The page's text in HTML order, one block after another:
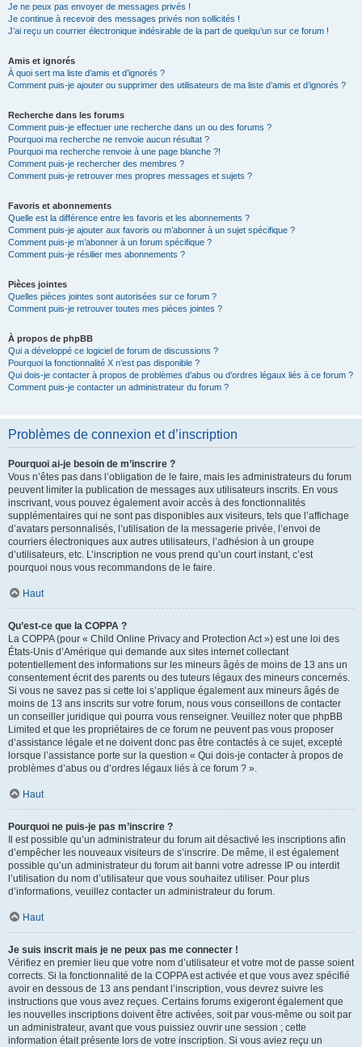
Je ne peux pas envoyer de messages privés !
Je continue à recevoir des messages privés non sollicités !
J’ai reçu un courrier électronique indésirable de la part de quelqu’un sur ce forum !
Amis et ignorés
À quoi sert ma liste d’amis et d’ignorés ?
Comment puis-je ajouter ou supprimer des utilisateurs de ma liste d’amis et d’ignorés ?
Recherche dans les forums
Comment puis-je effectuer une recherche dans un ou des forums ?
Pourquoi ma recherche ne renvoie aucun résultat ?
Pourquoi ma recherche renvoie à une page blanche ?!
Comment puis-je rechercher des membres ?
Comment puis-je retrouver mes propres messages et sujets ?
Favoris et abonnements
Quelle est la différence entre les favoris et les abonnements ?
Comment puis-je ajouter aux favoris ou m’abonner à un sujet spécifique ?
Comment puis-je m’abonner à un forum spécifique ?
Comment puis-je résilier mes abonnements ?
Pièces jointes
Quelles pièces jointes sont autorisées sur ce forum ?
Comment puis-je retrouver toutes mes pièces jointes ?
À propos de phpBB
Qui a développé ce logiciel de forum de discussions ?
Pourquoi la fonctionnalité X n’est pas disponible ?
Qui dois-je contacter à propos de problèmes d’abus ou d’ordres légaux liés à ce forum ?
Comment puis-je contacter un administrateur du forum ?
Problèmes de connexion et d’inscription
Pourquoi ai-je besoin de m’inscrire ?
Vous n’êtes pas dans l’obligation de le faire, mais les administrateurs du forum
peuvent limiter la publication de messages aux utilisateurs inscrits. En vous
inscrivant, vous pouvez également avoir accès à des fonctionnalités
supplémentaires qui ne sont pas disponibles aux visiteurs, tels que l’affichage
d’avatars personnalisés, l’utilisation de la messagerie privée, l’envoi de
courriers électroniques aux autres utilisateurs, l’adhésion à un groupe
d’utilisateurs, etc. L’inscription ne vous prend qu’un court instant, c’est
pourquoi nous vous recommandons de le faire.
Haut
Qu’est-ce que la COPPA ?
La COPPA (pour « Child Online Privacy and Protection Act ») est une loi des
États-Unis d’Amérique qui demande aux sites internet collectant
potentiellement des informations sur les mineurs âgés de moins de 13 ans un
consentement écrit des parents ou des tuteurs légaux des mineurs concernés.
Si vous ne savez pas si cette loi s’applique également aux mineurs âgés de
moins de 13 ans inscrits sur votre forum, nous vous conseillons de contacter
un conseiller juridique qui pourra vous renseigner. Veuillez noter que phpBB
Limited et que les propriétaires de ce forum ne peuvent pas vous proposer
d’assistance légale et ne doivent donc pas être contactés à ce sujet, excepté
lorsque l’assistance porte sur la question « Qui dois-je contacter à propos de
problèmes d’abus ou d’ordres légaux liés à ce forum ? ».
Haut
Pourquoi ne puis-je pas m’inscrire ?
Il est possible qu’un administrateur du forum ait désactivé les inscriptions afin
d’empêcher les nouveaux visiteurs de s’inscrire. De même, il est également
possible qu’un administrateur du forum ait banni votre adresse IP ou interdit
l’utilisation du nom d’utilisateur que vous souhaitez utiliser. Pour plus
d’informations, veuillez contacter un administrateur du forum.
Haut
Je suis inscrit mais je ne peux pas me connecter !
Vérifiez en premier lieu que votre nom d’utilisateur et votre mot de passe soient
corrects. Si la fonctionnalité de la COPPA est activée et que vous avez spécifié
avoir en dessous de 13 ans pendant l’inscription, vous devrez suivre les
instructions que vous avez reçues. Certains forums exigeront également que
les nouvelles inscriptions doivent être activées, soit par vous-même ou soit par
un administrateur, avant que vous puissiez ouvrir une session ; cette
information était présente lors de votre inscription. Si vous aviez reçu un